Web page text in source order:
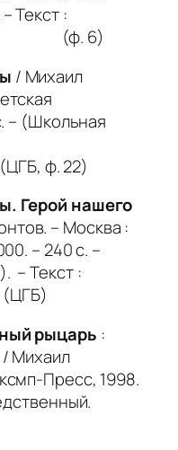
Текст :
(ф. 6)
/ Михаил
– (Школьная
ф. 22)
Герой нашего
– Москва :
– 240 с. –
– Текст :
рыцарь :
/ Михаил
Пресс, 1998.